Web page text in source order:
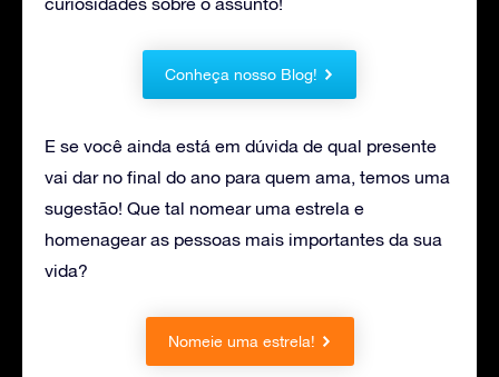
Conheça nosso Blog!
E se você ainda está em dúvida de qual presente
vai dar no final do ano para quem ama, temos uma
sugestão! Que tal nomear uma estrela e
homenagear as pessoas mais importantes da sua
vida?
Nomeie uma estrela!